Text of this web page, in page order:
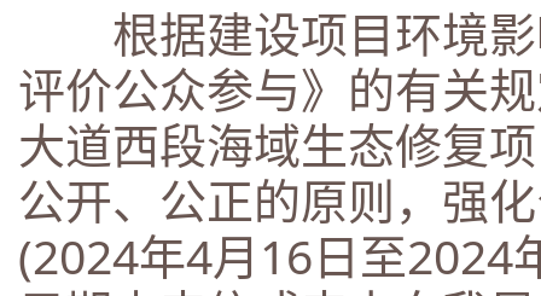
根据建设项目环境影
评价公众参与》的有关
大道西段海域生态修复
公开、公正的原则，强
(2024年4月16日至2024